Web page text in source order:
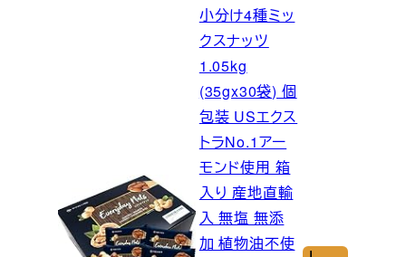
小分け4種ミッ
クスナッツ
1.05kg
(35gx30袋) 個
包装 USエクス
トラNo.1アー
モンド使用 箱
入り 産地直輸
入 無塩 無添
加 植物油不使